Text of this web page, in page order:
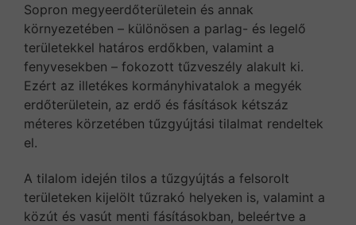
Sopron megyeerdőterületein és annak
környezetében – különösen a parlag- és legelő
területekkel határos erdőkben, valamint a
fenyvesekben – fokozott tűzveszély alakult ki.
Ezért az illetékes kormányhivatalok a megyék
erdőterületein, az erdő és fásítások kétszáz
méteres körzetében tűzgyújtási tilalmat rendeltek
el.
A tilalom idején tilos a tűzgyújtás a felsorolt
területeken kijelölt tűzrakó helyeken is, valamint a
közút és vasút menti fásításokban, beleértve a